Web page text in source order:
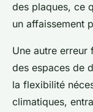
des plaques, ce
un affaissement
Une autre erreur
des espaces de
la flexibilité
climatiques,